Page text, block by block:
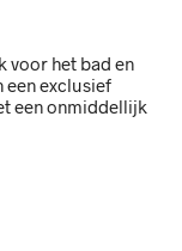
voor het bad en
een exclusief
een onmiddellijk